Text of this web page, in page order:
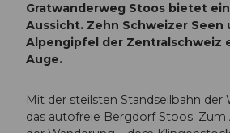
Gratwanderweg Stoos bietet
Aussicht. Zehn Schweizer Seen
Alpengipfel der Zentralschweiz
Auge.
Mit der steilsten Standseilbahn der
das autofreie Bergdorf Stoos.